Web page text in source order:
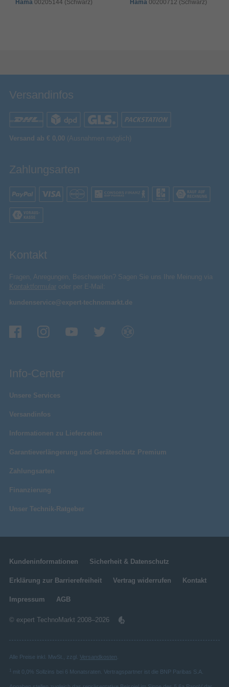
Hama00205144 (Schwarz) Hama00200712 (Schwarz)
Versandinfos
Versand ab € 0,00 (Ausnahmen möglich)
Zahlungsarten
Kontakt
Fragen, Anregungen, Beschwerden? Sagen Sie uns Ihre Meinung via
Kontaktformular oder per E-Mail:
kundenservice@expert-technomarkt.de
Info-Center
Unsere Services
Versandinfos
Informationen zu Lieferzeiten
Garantieverlängerung und Geräteschutz Premium
Zahlungsarten
Finanzierung
Unser Technik-Ratgeber
Kundeninformationen Sicherheit & Datenschutz
Erklärung zur Barrierefreiheit Vertrag widerrufen Kontakt
Impressum AGB
© expert TechnoMarkt 2008–2026
Alle Preise inkl. MwSt., zzgl. Versandkosten
mit 0,0% Sollzins bei 6 Monatsraten. Vertragspartner ist die BNP Paribas S.A.